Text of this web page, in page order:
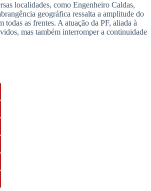
localidades, como Engenheiro Caldas,
geográfica ressalta a amplitude do
todas as frentes. A atuação da PF, aliada à
mas também interromper a continuidade